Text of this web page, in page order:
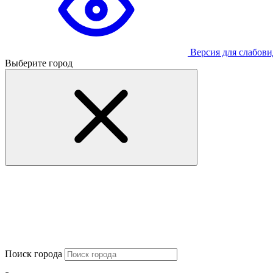
Версия для
Выберите город
Поиск города